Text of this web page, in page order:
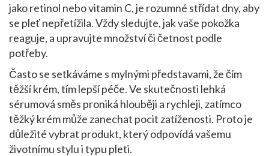
jako retinol nebo vitamin C, je rozumné střídat dny, aby
se pleť nepřetížila. Vždy sledujte, jak vaše pokožka
reaguje, a upravujte množství či četnost podle
potřeby.
Často se setkáváme s mylnými představami, že čím
těžší krém, tím lepší péče. Ve skutečnosti lehká
sérumová směs proniká hlouběji a rychleji, zatímco
těžký krém může zanechat pocit zatíženosti. Proto je
důležité vybrat produkt, který odpovídá vašemu
životnímu stylu i typu pleti.